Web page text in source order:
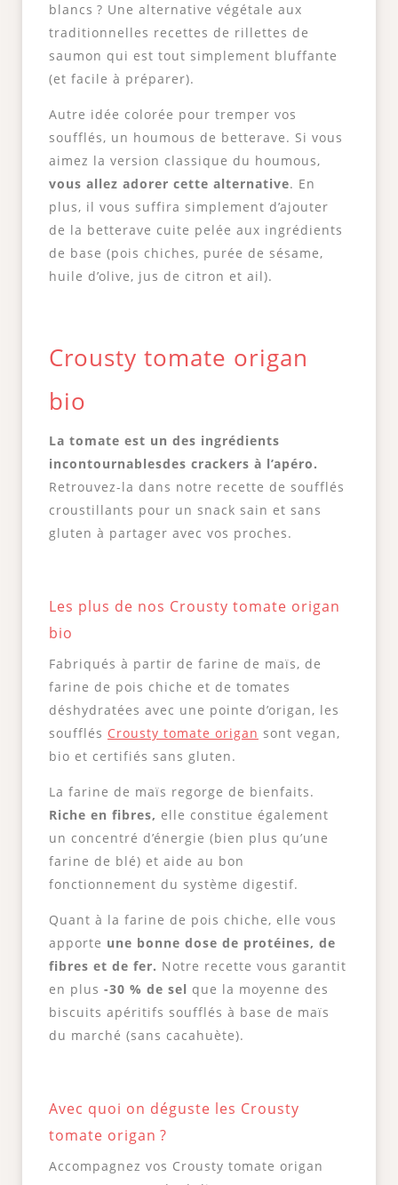
blancs ? Une alternative végétale aux
traditionnelles recettes de rillettes de
saumon qui est tout simplement bluffante
(et facile à préparer).
Autre idée colorée pour tremper vos
soufflés, un houmous de betterave. Si vous
aimez la version classique du houmous,
vous allez adorer cette alternative. En
plus, il vous suffira simplement d’ajouter
de la betterave cuite pelée aux ingrédients
de base (pois chiches, purée de sésame,
huile d’olive, jus de citron et ail).
Crousty tomate origan
bio
La tomate est un des ingrédients
incontournablesdes crackers à l’apéro.
Retrouvez-la dans notre recette de soufflés
croustillants pour un snack sain et sans
gluten à partager avec vos proches.
Les plus de nos Crousty tomate origan
bio
Fabriqués à partir de farine de maïs, de
farine de pois chiche et de tomates
déshydratées avec une pointe d’origan, les
soufflés Crousty tomate origan sont vegan,
bio et certifiés sans gluten.
La farine de maïs regorge de bienfaits.
Riche en fibres, elle constitue également
un concentré d’énergie (bien plus qu’une
farine de blé) et aide au bon
fonctionnement du système digestif.
Quant à la farine de pois chiche, elle vous
apporte une bonne dose de protéines, de
fibres et de fer. Notre recette vous garantit
en plus -30 % de sel que la moyenne des
biscuits apéritifs soufflés à base de maïs
du marché (sans cacahuète).
Avec quoi on déguste les Crousty
tomate origan ?
Accompagnez vos Crousty tomate origan